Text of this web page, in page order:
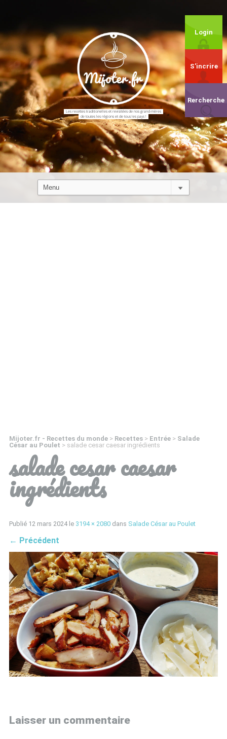
Les recettes traditionelles et revisitées de nos grand-mères
de toutes les régions et de tous les pays !
Login
S'incrire
Rercherche
Mijoter.fr - Recettes du monde> Recettes> Entrée> Salade
César au Poulet > salade cesar caesar ingrédients
salade cesar caesar
ingrédients
Publié 12 mars 2024le 3194 × 2080dans Salade César au Poulet
← Précédent
Laisser un commentaire